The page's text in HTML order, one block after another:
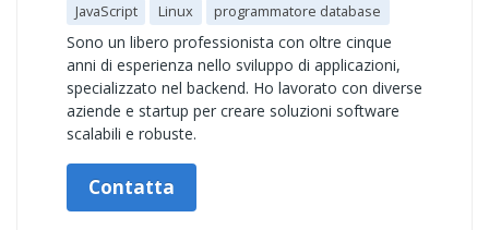
JavaScript
Linux programmatore database
Sono un libero professionista con oltre cinque
anni di esperienza nello sviluppo di applicazioni,
specializzato nel backend. Ho lavorato con diverse
aziende e startup per creare soluzioni software
scalabili e robuste.
Contatta